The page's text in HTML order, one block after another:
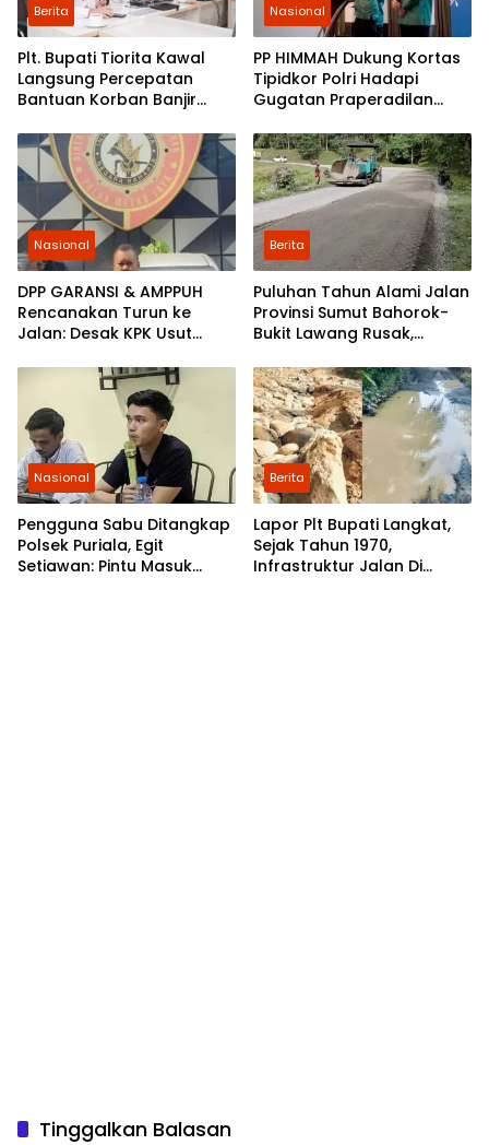
Berita
Plt. Bupati Tiorita Kawal
Langsung Percepatan
Bantuan Korban Banjir
Nasional
PP HIMMAH Dukung Kortas
Tipidkor Polri Hadapi
Gugatan Praperadilan
Nasional
DPP GARANSI & AMPPUH
Rencanakan Turun ke
Jalan: Desak KPK Usut
Gembok Rp92,5 Miliar
Berita
Puluhan Tahun Alami Jalan
Provinsi Sumut Bahorok-
Bukit Lawang Rusak,
Perbaikan
Nasional
Pengguna Sabu Ditangkap
Polsek Puriala, Egit
Setiawan: Pintu Masuk
Berita
Lapor Plt Bupati Langkat,
Sejak Tahun 1970,
Infrastruktur Jalan Di
Tinggalkan Balasan